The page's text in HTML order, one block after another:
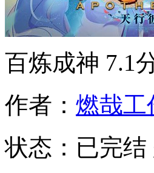
百炼成神 7.1
作者： 燃哉工
状态： 已完结